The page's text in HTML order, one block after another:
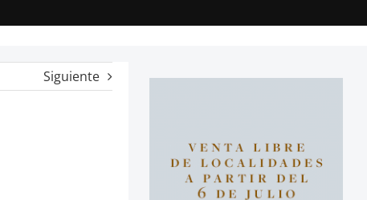
Siguiente